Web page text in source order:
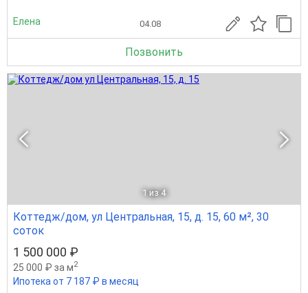
Елена 04.08
Позвонить
1 из 4
Коттедж/дом, ул Центральная, 15, д. 15, 60 м², 30
соток
1 500 000 ₽
25 000 ₽ за м2
Ипотека от 7 187 ₽ в месяц